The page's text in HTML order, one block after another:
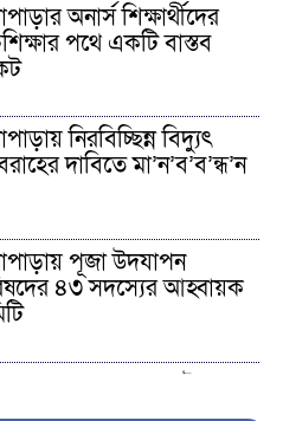
অনার্স শিক্ষার্থীদের
পথে একটি বাস্তব
নিরবিচ্ছিন্ন বিদ্যুৎ
দাবিতে মা’ন’ব’ব’ন্ধ’ন
পূজা উদযাপন
৪৩ সদস্যের আহ্বায়ক
কর্মসূচির উদ্বোধন